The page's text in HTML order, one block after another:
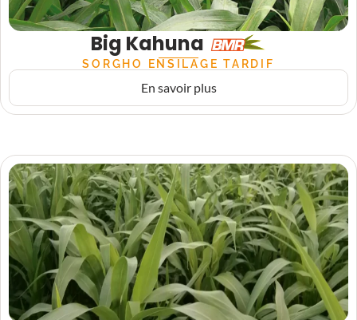
Big Kahuna
SORGHO ENSILAGE TARDIF
En savoir plus